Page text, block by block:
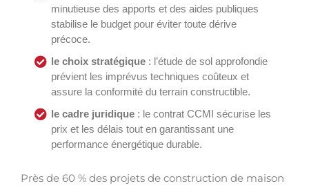
minutieuse des apports et des aides publiques
stabilise le budget pour éviter toute dérive
précoce.
le choix stratégique : l’étude de sol approfondie
prévient les imprévus techniques coûteux et
assure la conformité du terrain constructible.
le cadre juridique : le contrat CCMI sécurise les
prix et les délais tout en garantissant une
performance énergétique durable.
Près de 60 % des projets de construction de maison